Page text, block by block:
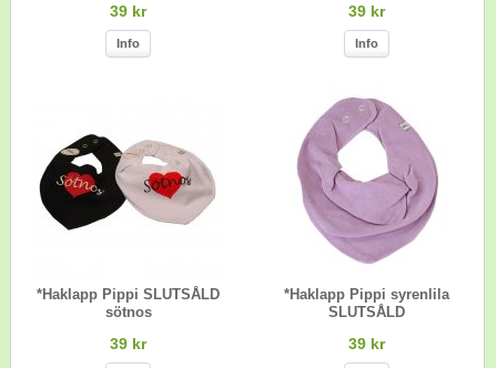
39 kr
Info
39 kr
Info
*Haklapp Pippi SLUTSÅLD
sötnos
39 kr
*Haklapp Pippi syrenlila
SLUTSÅLD
39 kr